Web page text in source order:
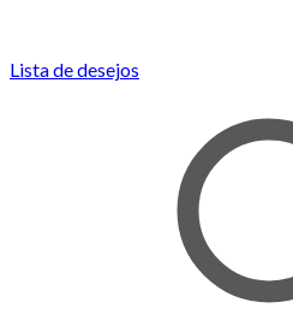
Lista de desejos